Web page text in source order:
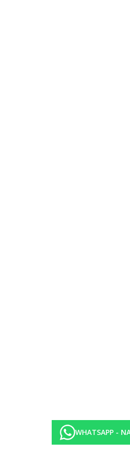
den)
oběd formou bufetu,
alkoholické nápoje (vše místní
nápoje (vše místní výroby,
i v sesterském hotelu Kavros
WHATSAPP -